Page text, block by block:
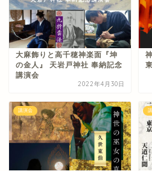
大麻飾りと高千穂神楽面『坤
の金人』 天岩戸神社 奉納記念
講演会
2022年4月30日
講演会